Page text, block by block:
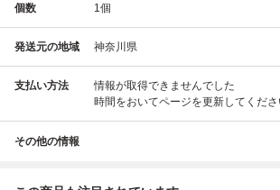
個数 1個
発送元の地域 神奈川県
支払い方法
情報が取得できませんでした
時間をおいてページを更新してくだ
その他の情報